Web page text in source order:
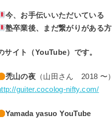
今、お手伝いいただいている
塾卒業後、まだ繋がりがある方
サイト（YouTube）です。
禿山の夜（山田さん 2018 〜）
guiter.cocolog-nifty.com/
Yamada yasuo YouTube